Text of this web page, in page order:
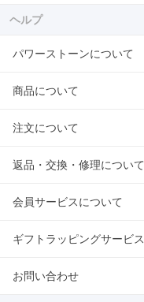
ヘルプ
パワーストーンについて
商品について
注文について
返品・交換・修理について
会員サービスについて
ギフトラッピングサービス
お問い合わせ